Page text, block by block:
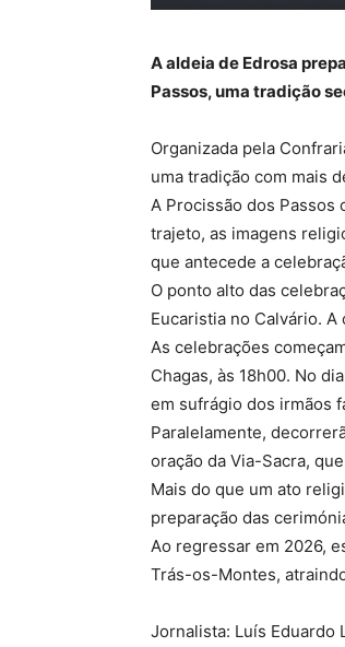
A aldeia de Edrosa
Passos, uma tradição
Organizada pela
uma tradição com mais
A Procissão dos
trajeto, as imagens
que antecede a
O ponto alto das
Eucaristia no Calvário.
As celebrações
Chagas, às 18h00. No
em sufrágio dos irmãos
Paralelamente,
oração da Via-Sacra,
Mais do que um ato
preparação das
Ao regressar em 2026,
Trás-os-Montes,
Jornalista: Luís Eduardo